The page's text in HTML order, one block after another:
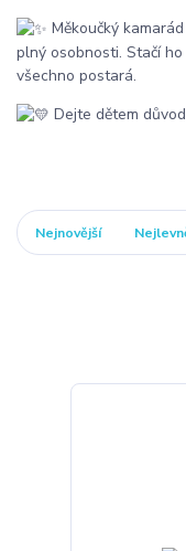
Měkoučký
plný osobnosti. Stačí
všechno postará.
Dejte dětem
Nejnovější